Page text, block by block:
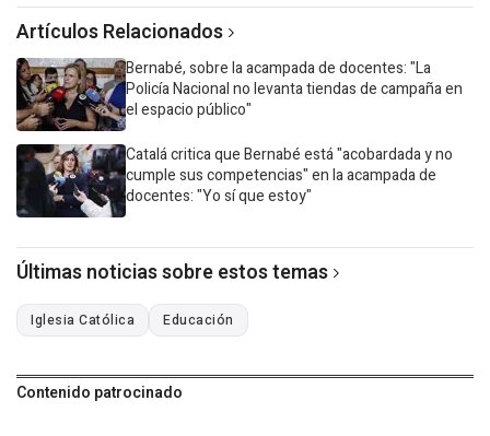
Artículos Relacionados
Bernabé, sobre la acampada de docentes: "La
Policía Nacional no levanta tiendas de campaña en
el espacio público"
Catalá critica que Bernabé está "acobardada y no
cumple sus competencias" en la acampada de
docentes: "Yo sí que estoy"
Últimas noticias sobre estos temas
Iglesia Católica Educación
Contenido patrocinado